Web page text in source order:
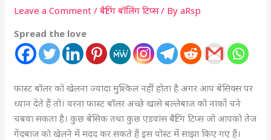
Leave a Comment /बैटिंग बॉलिंग टिप्स/ ByaRsp
Spread the love
फास्ट बॉलर को खेलना ज्यादा मुश्किल नहीं होता है अगर आप बेसिक्स पर
ध्यान देते हैं तो। वरना फास्ट बॉलर अच्छे खासे बल्लेबाज को नाकों चने
चबवा सकता है। कुछ बेसिक तथा कुछ एडवांस बैटिंग टिप्स जो आपको तेज
गेंदबाज को खेलने में मदद कर सकते हैं इस पोस्ट में साझा किए गए हैं।